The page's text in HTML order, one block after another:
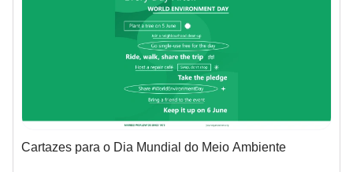
Cartazes para o Dia Mundial do Meio Ambiente